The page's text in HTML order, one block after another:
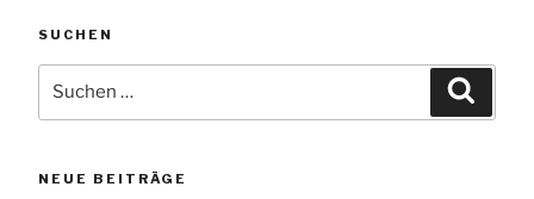
SUCHEN
nach:
NEUE BEITRÄGE